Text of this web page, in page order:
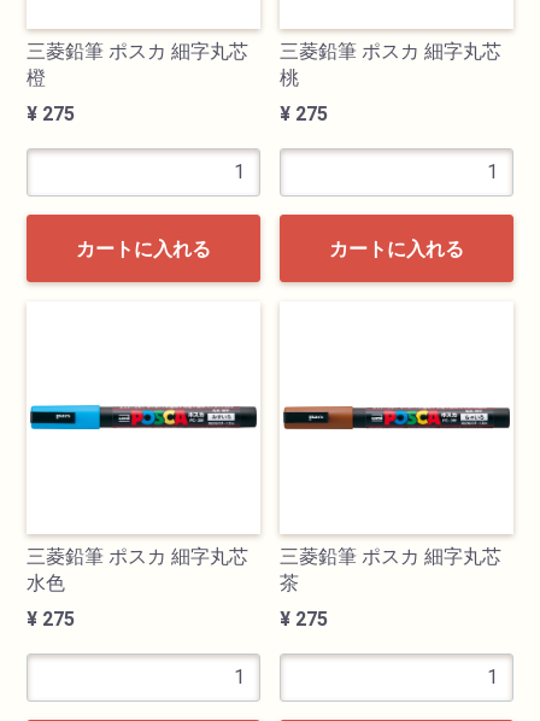
三菱鉛筆 ポスカ 細字丸芯
橙
¥ 275
カートに入れる
三菱鉛筆 ポスカ 細字丸芯
桃
¥ 275
カートに入れる
三菱鉛筆 ポスカ 細字丸芯
水色
¥ 275
三菱鉛筆 ポスカ 細字丸芯
茶
¥ 275